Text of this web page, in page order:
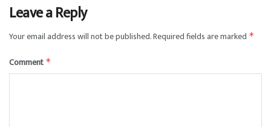
Leave a Reply
Your email address will not be published.Required fields are marked *
Comment *